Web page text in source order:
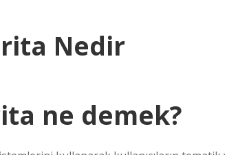
Nedir
ne demek?